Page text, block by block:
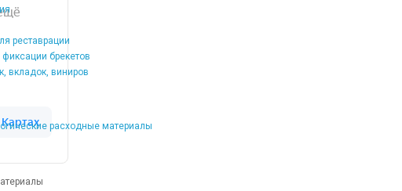
реставрации
брекетов
вкладок, виниров
расходные материалы